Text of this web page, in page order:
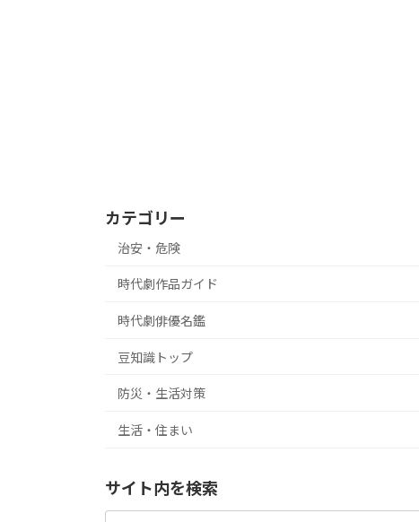
カテゴリー
治安・危険
時代劇作品ガイド
時代劇俳優名鑑
豆知識トップ
防災・生活対策
生活・住まい
サイト内を検索